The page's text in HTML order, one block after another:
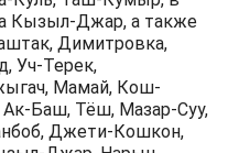
Кызыл-Джар, а также
Димитровка,
Уч-Терек,
Мамай, Кош-
Ак-Баш, Тёш, Мазар-Суу,
Джети-Кошкон,